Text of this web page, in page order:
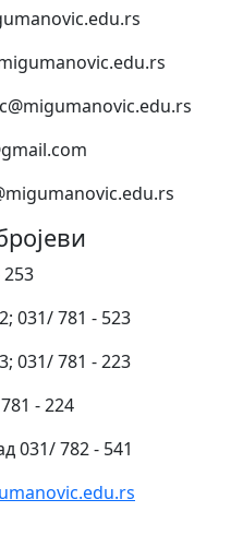
031/ 781 - 523
031/ 781 - 223
- 224
031/ 782 - 541